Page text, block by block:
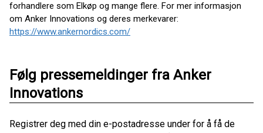
forhandlere som Elkøp og mange flere. For mer informasjon
om Anker Innovations og deres merkevarer:
https://www.ankernordics.com/
Følg pressemeldinger fra Anker
Innovations
Registrer deg med din e-postadresse under for å få de